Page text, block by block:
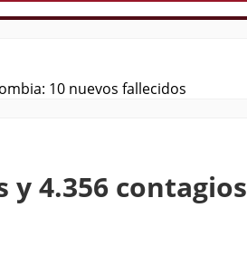
10 nuevos fallecidos
y 4.356